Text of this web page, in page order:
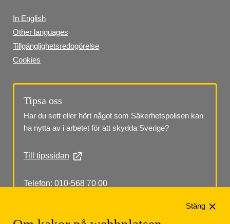
In English
Other languages
Tillgänglighetsredogörelse
Cookies
Tipsa oss
Har du sett eller hört något som Säkerhetspolisen kan
ha nytta av i arbetet för att skydda Sverige?
Till tipssidan
Telefon: 010-568 70 00
Stäng